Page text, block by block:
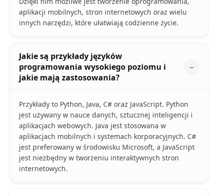
aplikacji mobilnych, stron internetowych oraz wielu
innych narzędzi, które ułatwiają codzienne życie.
Jakie są przykłady języków
programowania wysokiego poziomu i
jakie mają zastosowania?
Przykłady to Python, Java, C# oraz JavaScript. Python
jest używany w nauce danych, sztucznej inteligencji i
aplikacjach webowych. Java jest stosowana w
aplikacjach mobilnych i systemach korporacyjnych. C#
jest preferowany w środowisku Microsoft, a JavaScript
jest niezbędny w tworzeniu interaktywnych stron
internetowych.